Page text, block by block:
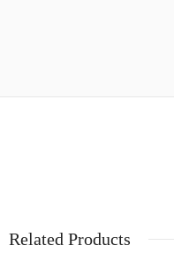
Related Products